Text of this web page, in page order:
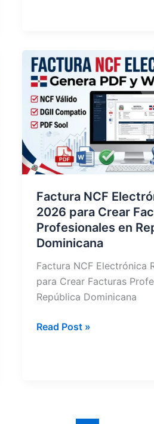
de
forma
segura
este
año
2026
Factura NCF
2026 para Crear
Profesionales en
Dominicana
Factura NCF Electrónica
para Crear Facturas
República Dominicana
Factura
Read Post »